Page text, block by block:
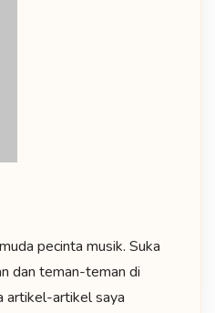
pecinta musik. Suka
dan teman-teman di
artikel-artikel saya